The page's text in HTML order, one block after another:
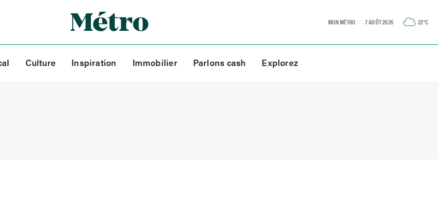
MON MÉTRO 7 AOÛT 2026 22°C
Culture Inspiration Immobilier Parlons cash Explorez